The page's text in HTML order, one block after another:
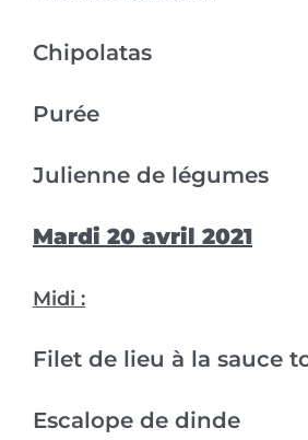
Chipolatas
Purée
Julienne de légumes
Mardi 20 avril 2021
Midi :
Filet de lieu à la sauce
Escalope de dinde